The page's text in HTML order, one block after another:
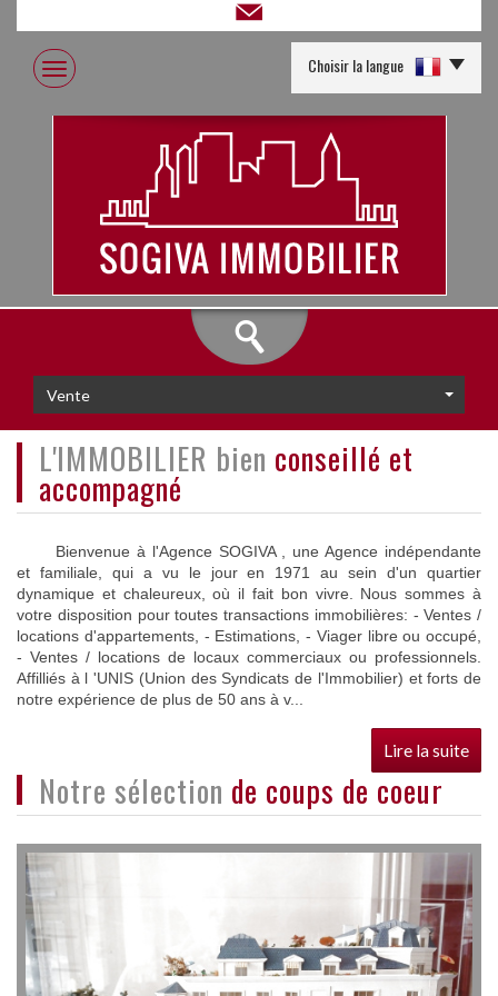
Choisir la langue
L'IMMOBILIER bien conseillé et
accompagné
Bienvenue à l'Agence SOGIVA , une Agence indépendante
et familiale, qui a vu le jour en 1971 au sein d'un quartier
dynamique et chaleureux, où il fait bon vivre. Nous sommes à
votre disposition pour toutes transactions immobilières: - Ventes /
locations d'appartements, - Estimations, - Viager libre ou occupé,
- Ventes / locations de locaux commerciaux ou professionnels.
Affilliés à l 'UNIS (Union des Syndicats de l'Immobilier) et forts de
notre expérience de plus de 50 ans à v...
Lire la suite
Vente
Notre sélection de coups de coeur